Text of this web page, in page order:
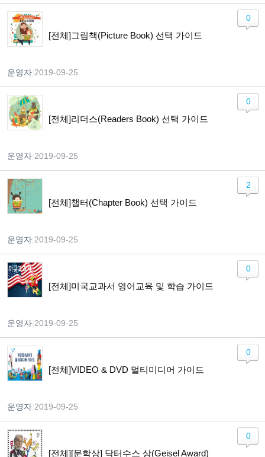
[전체]그림책(Picture Book) 선택 가이드
운영자 2019-09-25
0
[전체]리더스(Readers Book) 선택 가이드
운영자 2019-09-25
0
[전체]챕터(Chapter Book) 선택 가이드
운영자 2019-09-25
2
[전체]미국교과서 영어교육 및 학습 가이드
운영자 2019-09-25
0
[전체]VIDEO & DVD 멀티미디어 가이드
운영자 2019-09-25
0
[전체][문학상] 닥터수스 상(Geisel Award)
0